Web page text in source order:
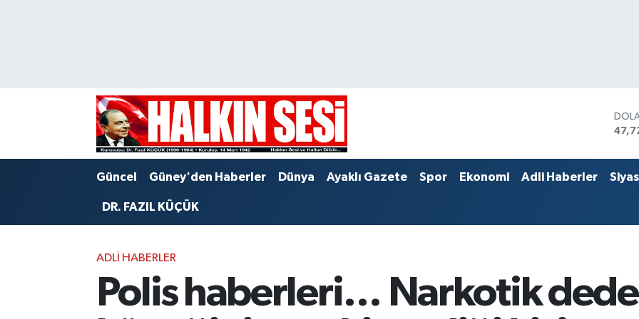
Güncel Güney'den Haberler Dünya Ayaklı Gazete Spor Ekonomi Adli Haberler
DR. FAZIL KÜÇÜK
ADLI HABERLER
Polis haberleri… Narkotik
Trafik Durumu
Puan Durumu ve Fikstür